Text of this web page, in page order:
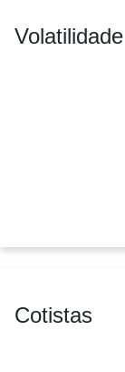
Volatilidade
Cotistas